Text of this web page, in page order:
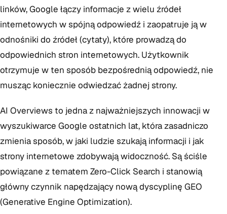
linków, Google łączy informacje z wielu źródeł
internetowych w spójną odpowiedź i zaopatruje ją w
odnośniki do źródeł (cytaty), które prowadzą do
odpowiednich stron internetowych. Użytkownik
otrzymuje w ten sposób bezpośrednią odpowiedź, nie
musząc koniecznie odwiedzać żadnej strony.
AI Overviews to jedna z najważniejszych innowacji w
wyszukiwarce Google ostatnich lat, która zasadniczo
zmienia sposób, w jaki ludzie szukają informacji i jak
strony internetowe zdobywają widoczność. Są ściśle
powiązane z tematem Zero-Click Search i stanowią
główny czynnik napędzający nową dyscyplinę GEO
(Generative Engine Optimization).